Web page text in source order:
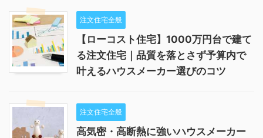
注文住宅全般
【ローコスト住宅】1000万円台で建て
る注文住宅｜品質を落とさず予算内で
叶えるハウスメーカー選びのコツ
注文住宅全般
高気密・高断熱に強いハウスメーカー